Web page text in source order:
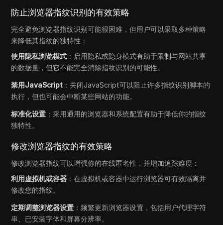
防止浏览器指纹识别的有效策略
完全避免浏览器指纹识别可能很困难，但用户可以采取多种策略
来降低其指纹的独特性：
使用隐私浏览模式 ：启用隐私或隐身模式有助于限制与网站共享
的数据量，但它不能完全消除指纹识别的可能性。
禁用JavaScript ：关闭JavaScript可以阻止许多指纹识别脚本的
执行，但也可能会中断某些网站的功能。
标准化设置 ：采用通用的浏览器和系统配置有助于降低你的指纹
独特性。
修改浏览器指纹的有效策略
修改浏览器指纹可以增强你的在线匿名性，并增加追踪难度：
利用虚拟机或容器 ：在虚拟机或容器中运行浏览器可有效隔离并
修改您的指纹。
定期调整浏览器设置 ：频繁更新浏览器设置，包括用户代理字符
串、已安装字体和屏幕分辨率。